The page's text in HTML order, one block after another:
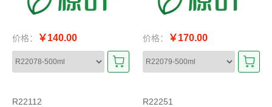
价格： ￥140.00 价格： ￥170.00
R22112
R22251